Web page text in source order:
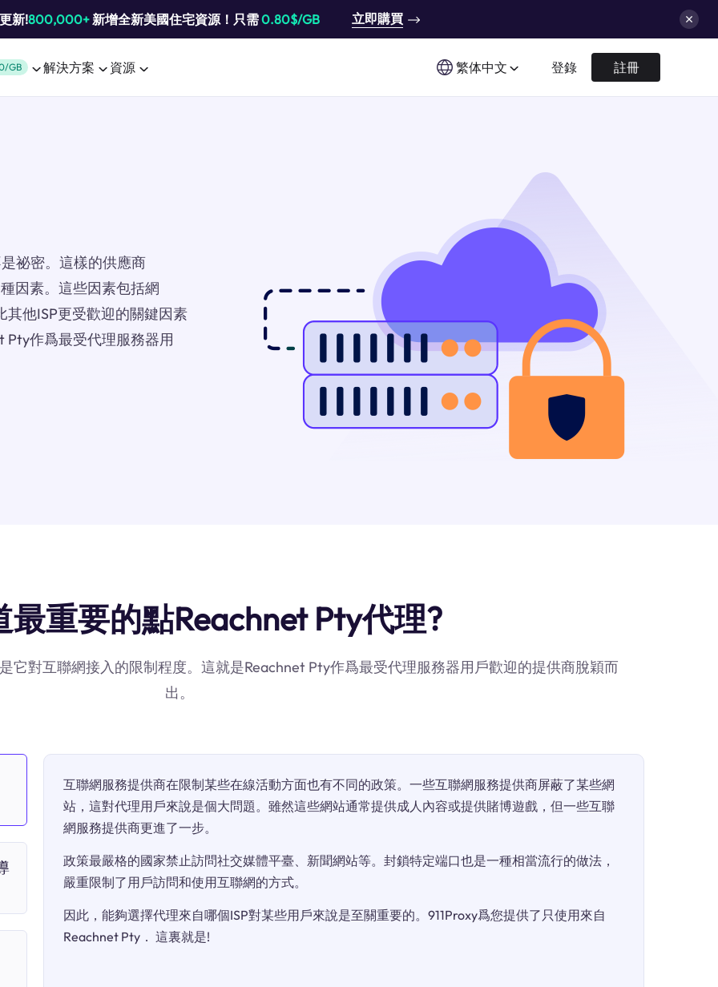
新!800,000+新增全新美國住宅資源！只需0.80$/GB 立即購買
GB 解決方案 資源 繁体中文 登錄 註冊
祕密。這樣的供應商
因素。這些因素包括網
他ISP更受歡迎的關鍵因素
Pty作爲最受代理服務器用
最重要的點Reachnet Pty代理?
它對互聯網接入的限制程度。這就是Reachnet Pty作爲最受代理服務器用戶歡迎的提供商脫穎而
出。
互聯網服務提供商在限制某些在線活動方面也有不同的政策。一些互聯網服務提供商屏蔽了某些網
站，這對代理用戶來說是個大問題。雖然這些網站通常提供成人內容或提供賭博遊戲，但一些互聯
網服務提供商更進了一步。
政策最嚴格的國家禁止訪問社交媒體平臺、新聞網站等。封鎖特定端口也是一種相當流行的做法，
嚴重限制了用戶訪問和使用互聯網的方式。
因此，能夠選擇代理來自哪個ISP對某些用戶來說是至關重要的。911Proxy爲您提供了只使用來自
Reachnet Pty． 這裏就是!